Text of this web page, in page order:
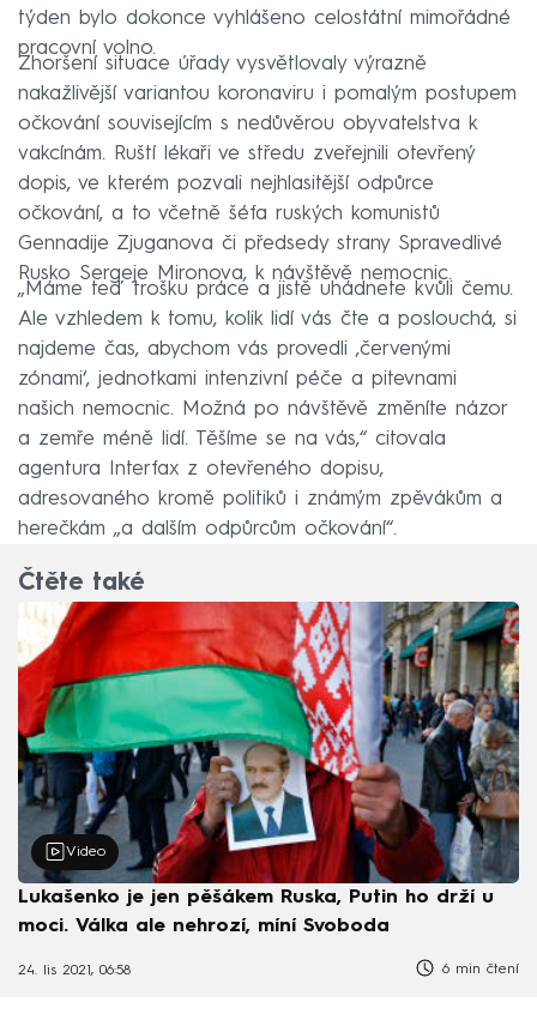
týden bylo dokonce vyhlášeno celostátní mimořádné
pracovní volno.
Zhoršení situace úřady vysvětlovaly výrazně
nakažlivější variantou koronaviru i pomalým postupem
očkování souvisejícím s nedůvěrou obyvatelstva k
vakcínám. Ruští lékaři ve středu zveřejnili otevřený
dopis, ve kterém pozvali nejhlasitější odpůrce
očkování, a to včetně šéfa ruských komunistů
Gennadije Zjuganova či předsedy strany Spravedlivé
Rusko Sergeje Mironova, k návštěvě nemocnic.
„Máme teď trošku práce a jistě uhádnete kvůli čemu.
Ale vzhledem k tomu, kolik lidí vás čte a poslouchá, si
najdeme čas, abychom vás provedli ‚červenými
zónami‘, jednotkami intenzivní péče a pitevnami
našich nemocnic. Možná po návštěvě změníte názor
a zemře méně lidí. Těšíme se na vás,“ citovala
agentura Interfax z otevřeného dopisu,
adresovaného kromě politiků i známým zpěvákům a
herečkám „a dalším odpůrcům očkování“.
Čtěte také
Video
Lukašenko je jen pěšákem Ruska, Putin ho drží u
moci. Válka ale nehrozí, míní Svoboda
24. lis 2021, 06:58 6 min čtení